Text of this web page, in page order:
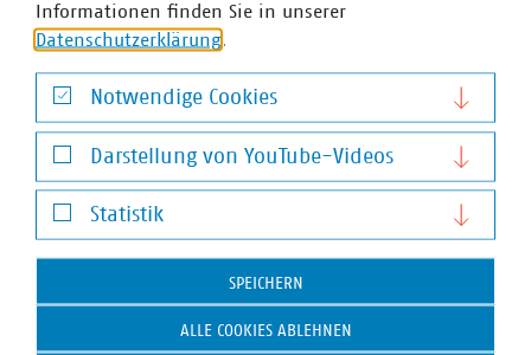
Informationen finden Sie in unserer
Datenschutzerklärung.
Notwendige Cookies
Notwendige Cookies
Darstellung von YouTube-Videos
Darstellung von YouTube-Videos
Statistik
Statistik
SPEICHERN
ALLE COOKIES ABLEHNEN